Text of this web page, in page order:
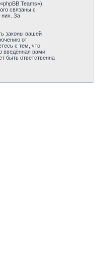
Teams»),
связаны с
них. За
законы вашей
от
с тем, что
введённая вами
быть ответственна